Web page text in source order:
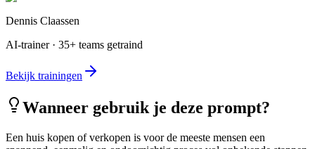
Dennis Claassen
AI-trainer · 35+ teams getraind
Bekijk trainingen
Wanneer gebruik je deze prompt?
Een huis kopen of verkopen is voor de meeste mensen een